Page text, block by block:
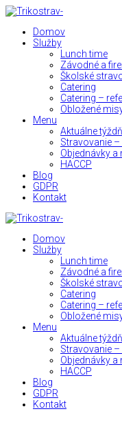
Domov
Služby
Lunch time
Závodné a
Školské
Catering
Catering –
Obložené
Menu
Aktuálne
Stravovanie –
Objednávky
HACCP
Blog
GDPR
Kontakt
Domov
Služby
Lunch time
Závodné a
Školské
Catering
Catering –
Obložené
Menu
Aktuálne
Stravovanie –
Objednávky
HACCP
Blog
GDPR
Kontakt